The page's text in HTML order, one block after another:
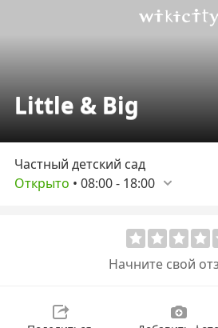
Little & Big
Частный детский сад
Открыто • 08:00- 18:00
Начните свой